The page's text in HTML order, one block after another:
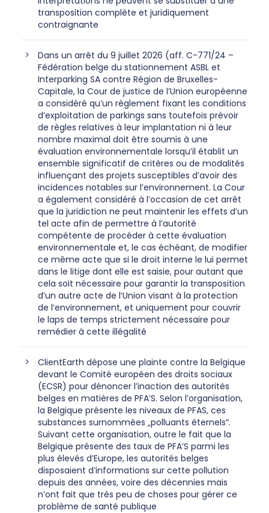
transposition complète et juridiquement
contraignante
Dans un arrêt du 9 juillet 2026 (aff. C-771/24 –
Fédération belge du stationnement ASBL et
Interparking SA contre Région de Bruxelles-
Capitale, la Cour de justice de l’Union européenne
a considéré qu’un règlement fixant les conditions
d’exploitation de parkings sans toutefois prévoir
de règles relatives à leur implantation ni à leur
nombre maximal doit être soumis à une
évaluation environnementale lorsqu’il établit un
ensemble significatif de critères ou de modalités
influençant des projets susceptibles d’avoir des
incidences notables sur l’environnement. La Cour
a également considéré à l’occasion de cet arrêt
que la juridiction ne peut maintenir les effets d’un
tel acte afin de permettre à l’autorité
compétente de procéder à cette évaluation
environnementale et, le cas échéant, de modifier
ce même acte que si le droit interne le lui permet
dans le litige dont elle est saisie, pour autant que
cela soit nécessaire pour garantir la transposition
d’un autre acte de l’Union visant à la protection
de l’environnement, et uniquement pour couvrir
le laps de temps strictement nécessaire pour
remédier à cette illégalité
ClientEarth dépose une plainte contre la Belgique
devant le Comité européen des droits sociaux
(ECSR) pour dénoncer l’inaction des autorités
belges en matières de PFA’S. Selon l’organisation,
la Belgique présente les niveaux de PFAS, ces
substances surnommées „polluants éternels“.
Suivant cette organisation, outre le fait que la
Belgique présente des taux de PFA’S parmi les
plus élevés d’Europe, les autorités belges
disposaient d’informations sur cette pollution
depuis des années, voire des décennies mais
n’ont fait que très peu de choses pour gérer ce
problème de santé publique